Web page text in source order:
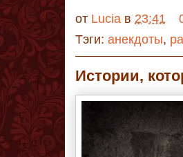
от Lucia в 23:41
Тэги: анекдоты,
Истории,